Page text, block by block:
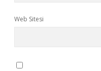
Web Sitesi